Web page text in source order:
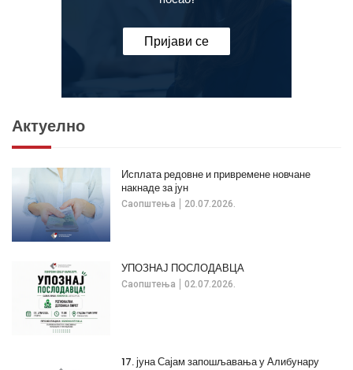
Пријави се
Актуелно
Саопштења 20.07.2026.
Исплата редовне и привремене новчане
накнаде за јун
Саопштења 02.07.2026.
УПОЗНАЈ ПОСЛОДАВЦА
17. јуна Сајам запошљавања у Алибунару